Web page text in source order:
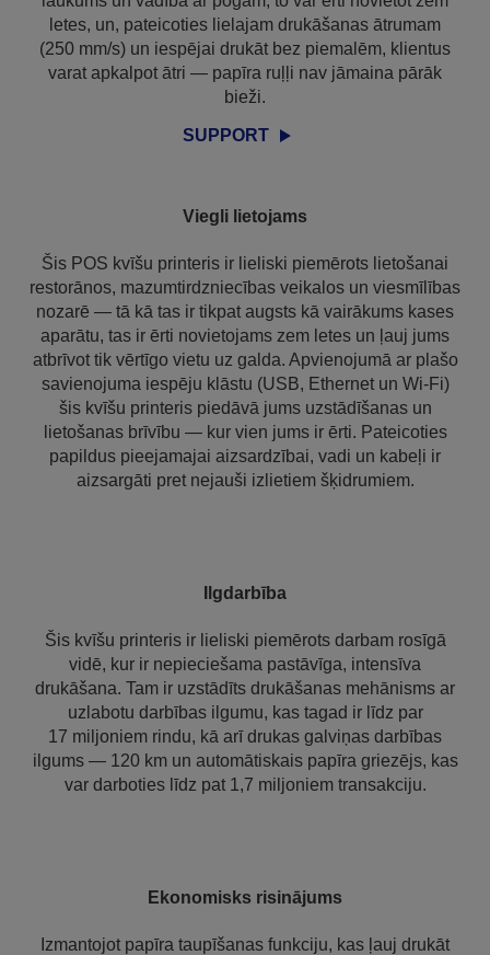
letes, un, pateicoties lielajam drukāšanas ātrumam
(250 mm/s) un iespējai drukāt bez piemalēm, klientus
varat apkalpot ātri — papīra ruļļi nav jāmaina pārāk
bieži.
SUPPORT
Viegli lietojams
Šis POS kvīšu printeris ir lieliski piemērots lietošanai
restorānos, mazumtirdzniecības veikalos un viesmīlības
nozarē — tā kā tas ir tikpat augsts kā vairākums kases
aparātu, tas ir ērti novietojams zem letes un ļauj jums
atbrīvot tik vērtīgo vietu uz galda. Apvienojumā ar plašo
savienojuma iespēju klāstu (USB, Ethernet un Wi-Fi)
šis kvīšu printeris piedāvā jums uzstādīšanas un
lietošanas brīvību — kur vien jums ir ērti. Pateicoties
papildus pieejamajai aizsardzībai, vadi un kabeļi ir
aizsargāti pret nejauši izlietiem šķidrumiem.
Ilgdarbība
Šis kvīšu printeris ir lieliski piemērots darbam rosīgā
vidē, kur ir nepieciešama pastāvīga, intensīva
drukāšana. Tam ir uzstādīts drukāšanas mehānisms ar
uzlabotu darbības ilgumu, kas tagad ir līdz par
17 miljoniem rindu, kā arī drukas galviņas darbības
ilgums — 120 km un automātiskais papīra griezējs, kas
var darboties līdz pat 1,7 miljoniem transakciju.
Ekonomisks risinājums
Izmantojot papīra taupīšanas funkciju, kas ļauj drukāt